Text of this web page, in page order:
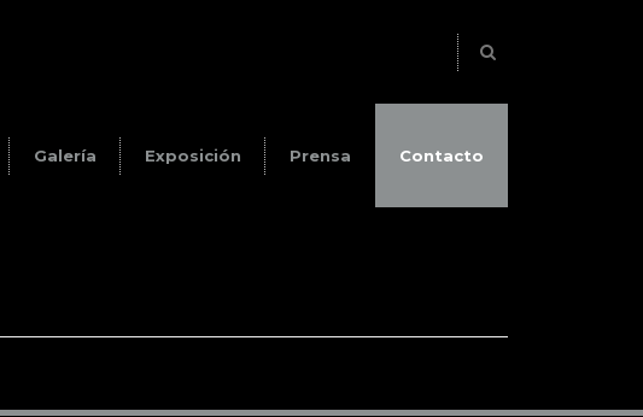
Galería Exposición Prensa Contacto